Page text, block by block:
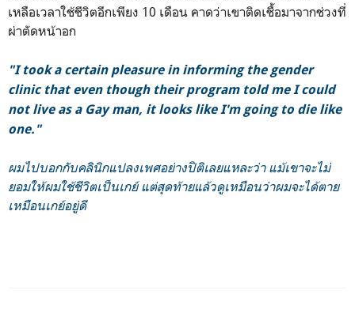
เหลือเวลาใช้ชีวิตอีกเพียง 10 เดือน คาดว่าเขาติดเชื้อมาจากช่วงที่
ผ่าตัดหน้าอก
"I took a certain pleasure in informing the gender
clinic that even though their program told me I could
not live as a Gay man, it looks like I'm going to die like
one."
ผมไปบอกกับคลินิกแปลงเพศอย่างปิติเลยแหละว่า แม้เขาจะไม่
ยอมให้ผมใช้ชีวิตเป็นเกย์ แต่สุดท้ายแล้วดูเหมือนว่าผมจะได้ตาย
เหมือนเกย์อยู่ดี